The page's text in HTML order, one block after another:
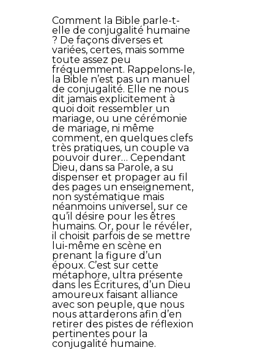
Comment la Bible parle-t-
elle de conjugalité humaine
? De façons diverses et
variées, certes, mais somme
toute assez peu
fréquemment. Rappelons-le,
la Bible n’est pas un manuel
de conjugalité. Elle ne nous
dit jamais explicitement à
quoi doit ressembler un
mariage, ou une cérémonie
de mariage, ni même
comment, en quelques clefs
très pratiques, un couple va
pouvoir durer… Cependant
Dieu, dans sa Parole, a su
dispenser et propager au fil
des pages un enseignement,
non systématique mais
néanmoins universel, sur ce
qu’il désire pour les êtres
humains. Or, pour le révéler,
il choisit parfois de se mettre
lui-même en scène en
prenant la figure d’un
époux. C’est sur cette
métaphore, ultra présente
dans les Écritures, d’un Dieu
amoureux faisant alliance
avec son peuple, que nous
nous attarderons afin d’en
retirer des pistes de réflexion
pertinentes pour la
conjugalité humaine.